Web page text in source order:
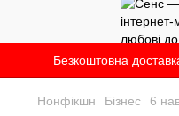
Безкоштовна
Нонфікшн Бізнес 6